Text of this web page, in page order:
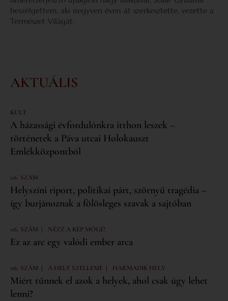
beszélgettem, aki negyven éven át szerkesztette, vezette a
Természet Világát.
AKTUÁLIS
KULT
A házassági évfordulónkra itthon leszek –
történetek a Páva utcai Holokauszt
Emlékközpontból
116. SZÁM
Helyszíni riport, politikai párt, szörnyű tragédia –
így burjánoznak a fölösleges szavak a sajtóban
116. SZÁM | NÉZZ A KÉP MÖGÉ!
Ez az arc egy valódi ember arca
116. SZÁM | A HELY SZELLEME | HARMADIK HELY
Miért tűnnek el azok a helyek, ahol csak úgy lehet
lenni?